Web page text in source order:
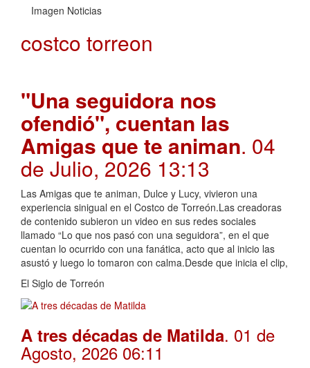
Imagen Noticias
costco torreon
"Una seguidora nos
ofendió", cuentan las
Amigas que te animan. 04
de Julio, 2026 13:13
Las Amigas que te animan, Dulce y Lucy, vivieron una
experiencia sinigual en el Costco de Torreón.Las creadoras
de contenido subieron un video en sus redes sociales
llamado “Lo que nos pasó con una seguidora”, en el que
cuentan lo ocurrido con una fanática, acto que al inicio las
asustó y luego lo tomaron con calma.Desde que inicia el clip,
El Siglo de Torreón
A tres décadas de Matilda. 01 de
Agosto, 2026 06:11